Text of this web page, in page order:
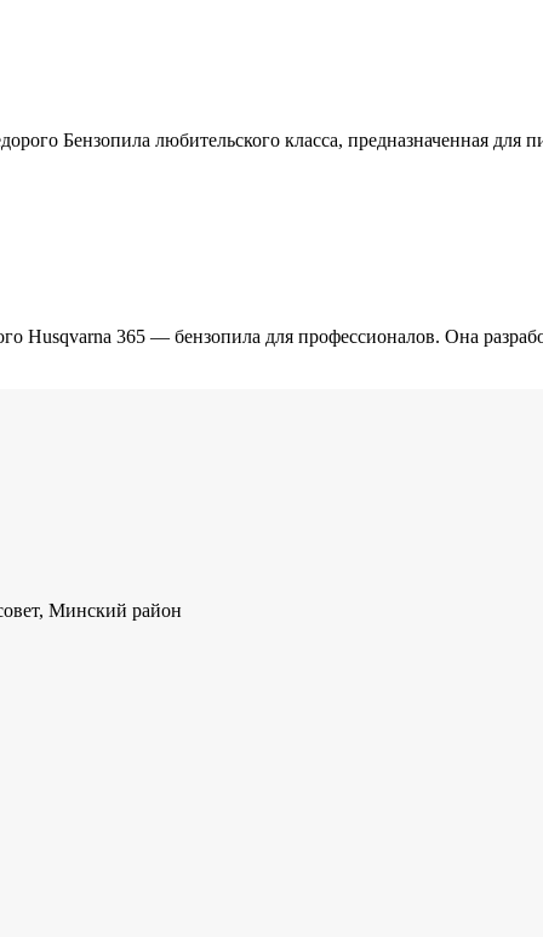
Бензопила любительского класса, предназначенная для
Husqvarna 365 — бензопила для профессионалов. Она
Минский район